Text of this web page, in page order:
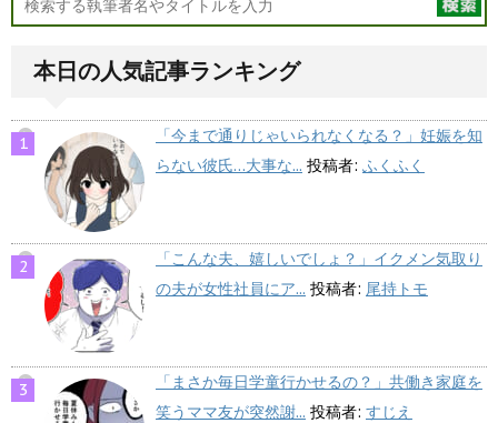
本日の人気記事ランキング
「今まで通りじゃいられなくなる？」妊娠を知
らない彼氏…大事な... 投稿者: ふくふく
「こんな夫、嬉しいでしょ？」イクメン気取り
の夫が女性社員にア... 投稿者: 尾持トモ
「まさか毎日学童行かせるの？」共働き家庭を
笑うママ友が突然謝... 投稿者: すじえ